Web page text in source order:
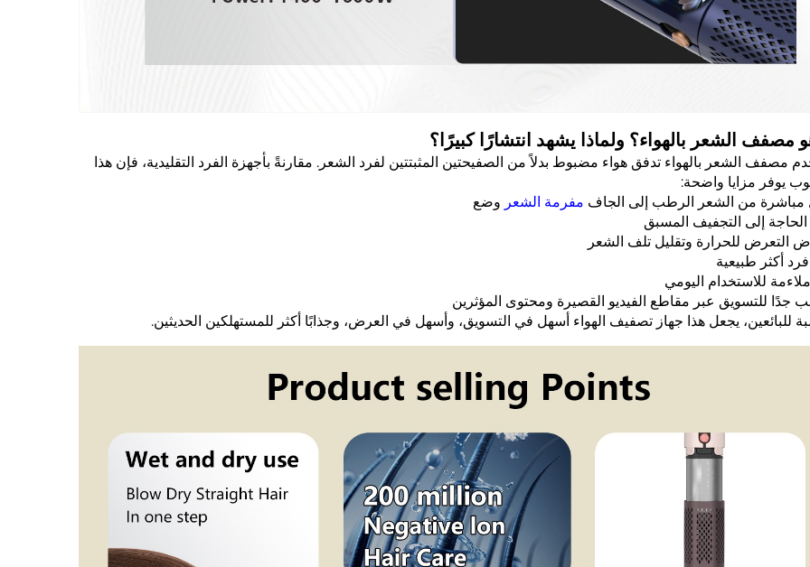
مصفف الشعر بالهواء؟ ولماذا يشهد انتشارًا كبيرًا؟
مصفف الشعر بالهواء تدفق هواء مضبوط بدلاً من الصفيحتين المثبتتين لفرد الشعر. مقارنةً بأجهزة الفرد التقليدية، فإن هذا
يوفر مزايا واضحة:
مباشرة من الشعر الرطب إلى الجاف مفرمة الشعر وضع
الحاجة إلى التجفيف المسبق
التعرض للحرارة وتقليل تلف الشعر
فرد أكثر طبيعية
للاستخدام اليومي
جدًا للتسويق عبر مقاطع الفيديو القصيرة ومحتوى المؤثرين
للبائعين، يجعل هذا جهاز تصفيف الهواء أسهل في التسويق، وأسهل في العرض، وجذابًا أكثر للمستهلكين الحديثين.